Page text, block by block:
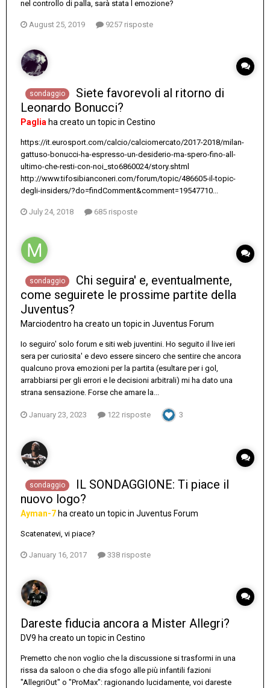
nel controllo di palla, sarà stata l emozione?
August 25, 2019 9257 risposte
sondaggio
Siete favorevoli al ritorno di
Leonardo Bonucci?
Paglia ha creato un topic in Cestino
https://it.eurosport.com/calcio/calciomercato/2017-2018/milan-
gattuso-bonucci-ha-espresso-un-desiderio-ma-spero-fino-all-
ultimo-che-resti-con-noi_sto6860024/story.shtml
http://www.tifosibianconeri.com/forum/topic/486605-il-topic-
degli-insiders/?do=findComment&comment=19547710...
July 24, 2018 685 risposte
sondaggio
Chi seguira' e, eventualmente,
come seguirete le prossime partite della
Juventus?
Marciodentro ha creato un topic in Juventus Forum
Io seguiro' solo forum e siti web juventini. Ho seguito il live ieri
sera per curiosita' e devo essere sincero che sentire che ancora
qualcuno prova emozioni per la partita (esultare per i gol,
arrabbiarsi per gli errori e le decisioni arbitrali) mi ha dato una
strana sensazione. Forse che amare la...
January 23, 2023 122 risposte 3
sondaggio
IL SONDAGGIONE: Ti piace il
nuovo logo?
Ayman-7 ha creato un topic in Juventus Forum
Scatenatevi, vi piace?
January 16, 2017 338 risposte
Dareste fiducia ancora a Mister Allegri?
DV9 ha creato un topic in Cestino
Premetto che non voglio che la discussione si trasformi in una
rissa da saloon o che dia sfogo alle più infantili fazioni
"AllegriOut" o "ProMax": ragionando lucidamente, voi dareste